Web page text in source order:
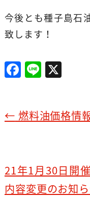
今後とも種子島石
致します！
F
a
e
o
k
Li
n
X
← 燃料油価格情
21年1月30日開
内容変更のお知